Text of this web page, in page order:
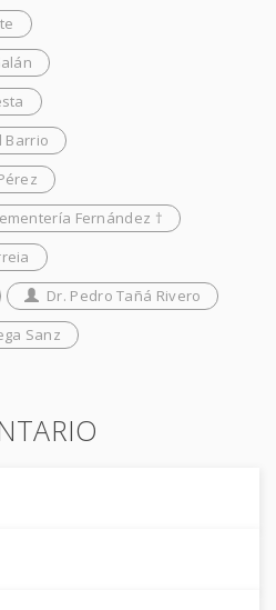
Barrio
Fernández †
Dr. Pedro Tañá Rivero
Sanz